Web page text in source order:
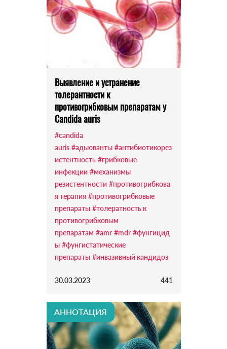
Выявление и устранение
толерантности к
противогрибковым препаратам у
Candida auris
#candida
auris #адьюванты #антибиотикорез
истентность #грибковые
инфекции #механизмы
резистентности #противогрибкова
я терапия #противогрибковые
препараты #толератность к
противогрибковым
препаратам #amr #mdr #фунгицид
ы #фунгистатические
препараты #инвазивный кандидоз
30.03.2023 441
АННОТАЦИЯ